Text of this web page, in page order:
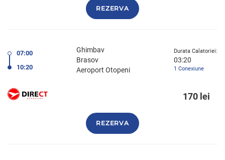
REZERVA
07:00
10:20
Ghimbav
Brasov
Aeroport Otopeni
Durata Calatoriei:
03:20
1 Conexiune
170 lei
REZERVA